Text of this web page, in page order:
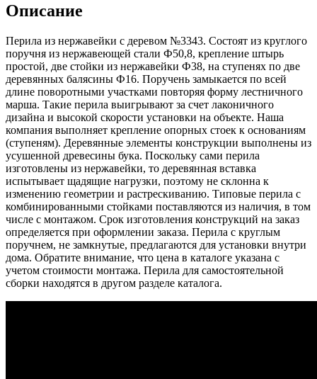
Описание
Перила из нержавейки с деревом №3343. Состоят из круглого
поручня из нержавеющей стали Ф50,8, крепление штырь
простой, две стойки из нержавейки Ф38, на ступенях по две
деревянных балясины Ф16. Поручень замыкается по всей
длине поворотными участками повторяя форму лестничного
марша. Такие перила выигрывают за счет лаконичного
дизайна и высокой скорости установки на объекте. Наша
компания выполняет крепление опорных стоек к основаниям
(ступеням). Деревянные элементы конструкции выполнены из
усушенной древесины бука. Поскольку сами перила
изготовлены из нержавейки, то деревянная вставка
испытывает щадящие нагрузки, поэтому не склонна к
изменению геометрии и растрескиванию. Типовые перила с
комбинированными стойками поставляются из наличия, в том
числе с монтажом. Срок изготовления конструкций на заказ
определяется при оформлении заказа. Перила с круглым
поручнем, не замкнутые, предлагаются для установки внутри
дома. Обратите внимание, что цена в каталоге указана с
учетом стоимости монтажа. Перила для самостоятельной
сборки находятся в другом разделе каталога.